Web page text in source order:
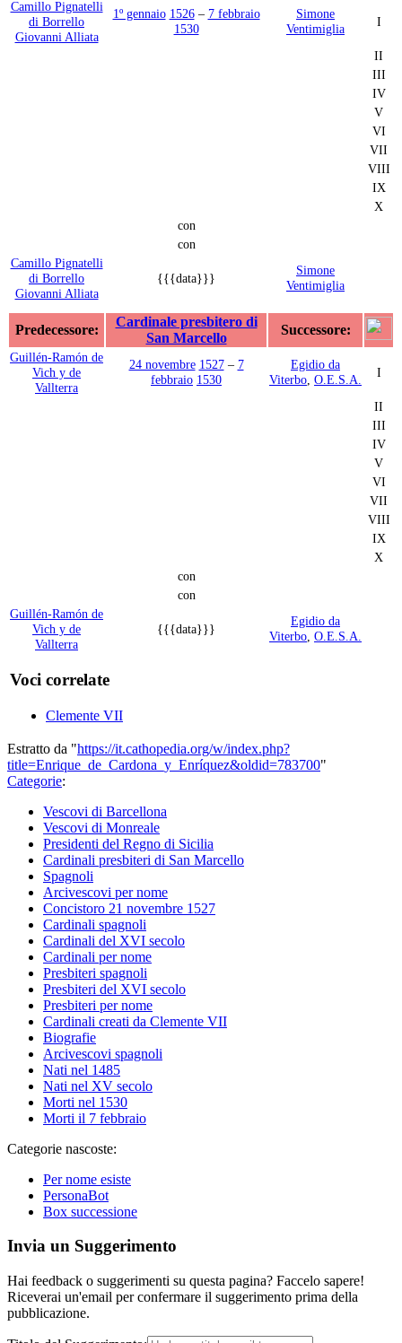
Camillo Pignatelli
di Borrello
Giovanni Alliata
1º gennaio 1526– 7 febbraio
1530
Simone
Ventimiglia
I
II
III
IV
V
VI
VII
VIII
IX
X
con
con
Camillo Pignatelli
di Borrello
Giovanni Alliata
{{{data}}}
Simone
Ventimiglia
Predecessore:
Cardinale presbitero di
San Marcello
Successore:
Guillén-Ramón de
Vich y de
Vallterra
24 novembre 1527– 7
febbraio 1530
Egidio da
Viterbo O.E.S.A. I
II
III
IV
V
VI
VII
VIII
IX
X
con
con
Guillén-Ramón de
Vich y de
Vallterra
{{{data}}}
Egidio da
Viterbo O.E.S.A.
Voci correlate
Clemente VII
Estratto da "https://it.cathopedia.org/w/index.php?
title=Enrique_de_Cardona_y_Enríquez&oldid=783700"
Categorie:
Vescovi di Barcellona
Vescovi di Monreale
Presidenti del Regno di Sicilia
Cardinali presbiteri di San Marcello
Spagnoli
Arcivescovi per nome
Concistoro 21 novembre 1527
Cardinali spagnoli
Cardinali del XVI secolo
Cardinali per nome
Presbiteri spagnoli
Presbiteri del XVI secolo
Presbiteri per nome
Cardinali creati da Clemente VII
Biografie
Arcivescovi spagnoli
Nati nel 1485
Nati nel XV secolo
Morti nel 1530
Morti il 7 febbraio
Categorie nascoste:
Per nome esiste
PersonaBot
Box successione
Invia un Suggerimento
Hai feedback o suggerimenti su questa pagina? Faccelo sapere!
Riceverai un'email per confermare il suggerimento prima della
pubblicazione.